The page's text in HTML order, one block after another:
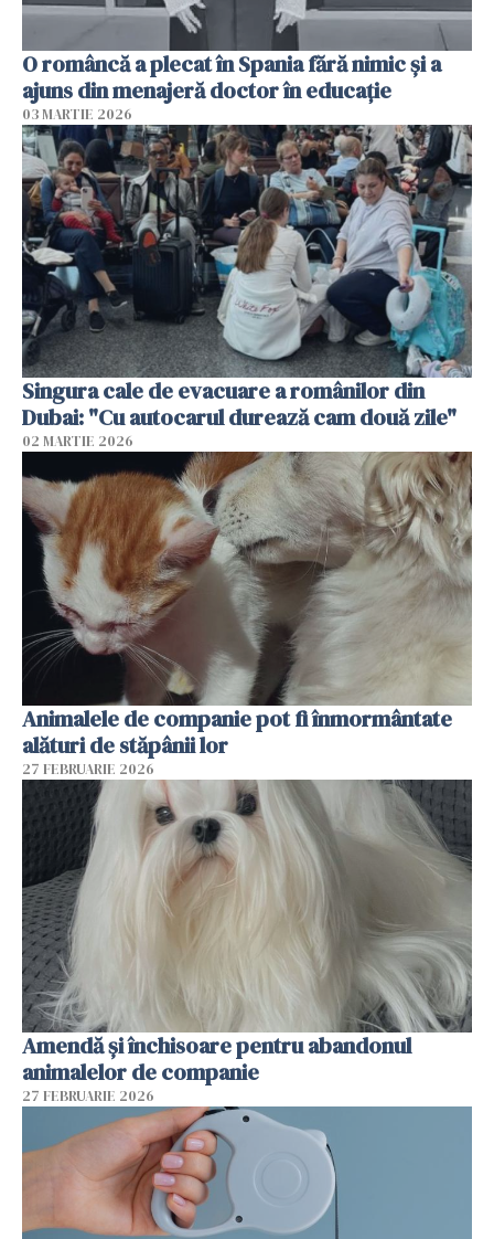
O româncă a plecat în Spania fără nimic și a
ajuns din menajeră doctor în educație
03 MARTIE 2026
Singura cale de evacuare a românilor din
Dubai: "Cu autocarul durează cam două zile"
02 MARTIE 2026
Animalele de companie pot fi înmormântate
alături de stăpânii lor
27 FEBRUARIE 2026
Amendă și închisoare pentru abandonul
animalelor de companie
27 FEBRUARIE 2026